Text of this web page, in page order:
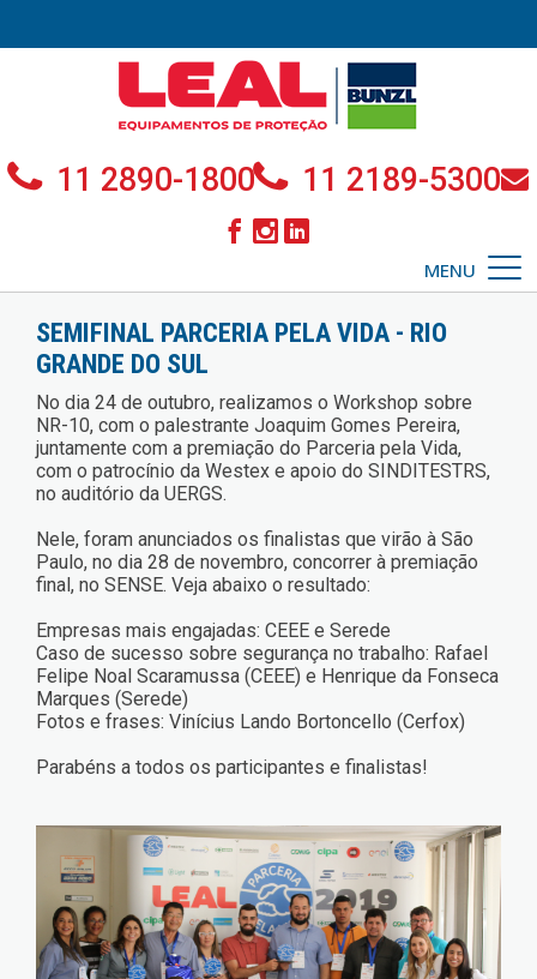
11 2890-1800 11 2189-5300
MENU
SEMIFINAL PARCERIA PELA VIDA - RIO
GRANDE DO SUL
No dia 24 de outubro, realizamos o Workshop sobre
NR-10, com o palestrante Joaquim Gomes Pereira,
juntamente com a premiação do Parceria pela Vida,
com o patrocínio da Westex e apoio do SINDITESTRS,
no auditório da UERGS.
Nele, foram anunciados os finalistas que virão à São
Paulo, no dia 28 de novembro, concorrer à premiação
final, no SENSE. Veja abaixo o resultado:
Empresas mais engajadas: CEEE e Serede
Caso de sucesso sobre segurança no trabalho: Rafael
Felipe Noal Scaramussa (CEEE) e Henrique da Fonseca
Marques (Serede)
Fotos e frases: Vinícius Lando Bortoncello (Cerfox)
Parabéns a todos os participantes e finalistas!